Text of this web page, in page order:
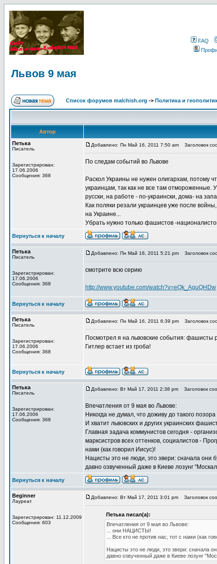
FAQ
Львов 9 мая
Список форумов malchish.org -> Политика и
Автор
Петька
Писатель
Зарегистрирован:
17.06.2006
Сообщения: 368
Добавлено: Пн Май 16, 2011 7:50 am Заголовок
По следам событий во Львове
Раскол Украины не нужен олигархам, потому
украинцам, так как не все там
русски, на работе - по-украински, дома- на
Как поляки резали украинцев уже после
на Украине...
Убрать нужно только фашистов -
Вернуться к началу
Петька
Писатель
Зарегистрирован:
17.06.2006
Сообщения: 368
Добавлено: Пн Май 16, 2011 5:21 pm Заголовок
смотрите всю серию
http://www.youtube.com/watch?v=eQk_AguQHDw
Вернуться к началу
Петька
Писатель
Зарегистрирован:
17.06.2006
Сообщения: 368
Добавлено: Пн Май 16, 2011 6:39 pm Заголовок
Посмотрел я на львовские события: фашисты
Гитлер встает из гроба!
Вернуться к началу
Петька
Писатель
Зарегистрирован:
17.06.2006
Сообщения: 368
Добавлено: Вт Май 17, 2011 2:38 pm Заголовок
Впечатления от 9 мая во Львове:
Никогда не думал, что доживу до такого
И хватит львовских и других украинских
Главная задача коммунистов сегодня -
марксистров всех оттенков, социалистов -
нами (как говорил Иисус)!
Нацисты это не люди, это звери: сначала они
давно озвученный даже в Киеве лозунг
Вернуться к началу
Beginner
Лауреат
Зарегистрирован: 11.12.2009
Сообщения: 603
Добавлено: Вт Май 17, 2011 3:01 pm Заголовок
Петька писал(а):
Впечатления от 9 мая во Львове:
... они НАЦИСТЫ!
... Все кто не против нас, тот с нами (как
Нацисты это не люди, это звери: сначала
давно озвученный даже в Киеве лозунг